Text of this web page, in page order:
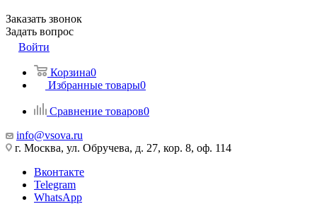
Заказать звонок
Задать вопрос
Войти
Корзина0
Избранные товары0
Сравнение товаров0
info@vsova.ru
г. Москва, ул. Обручева, д. 27, кор. 8, оф. 114
Вконтакте
Telegram
WhatsApp